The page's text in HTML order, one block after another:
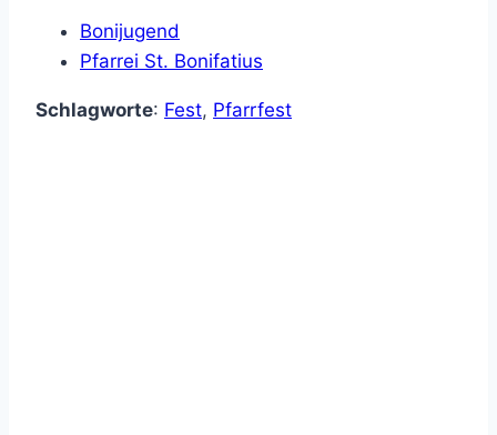
Bonijugend
Pfarrei St. Bonifatius
Schlagworte: Fest, Pfarrfest